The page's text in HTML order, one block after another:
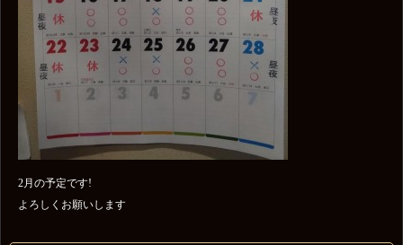
2月の予定です!
よろしくお願いします